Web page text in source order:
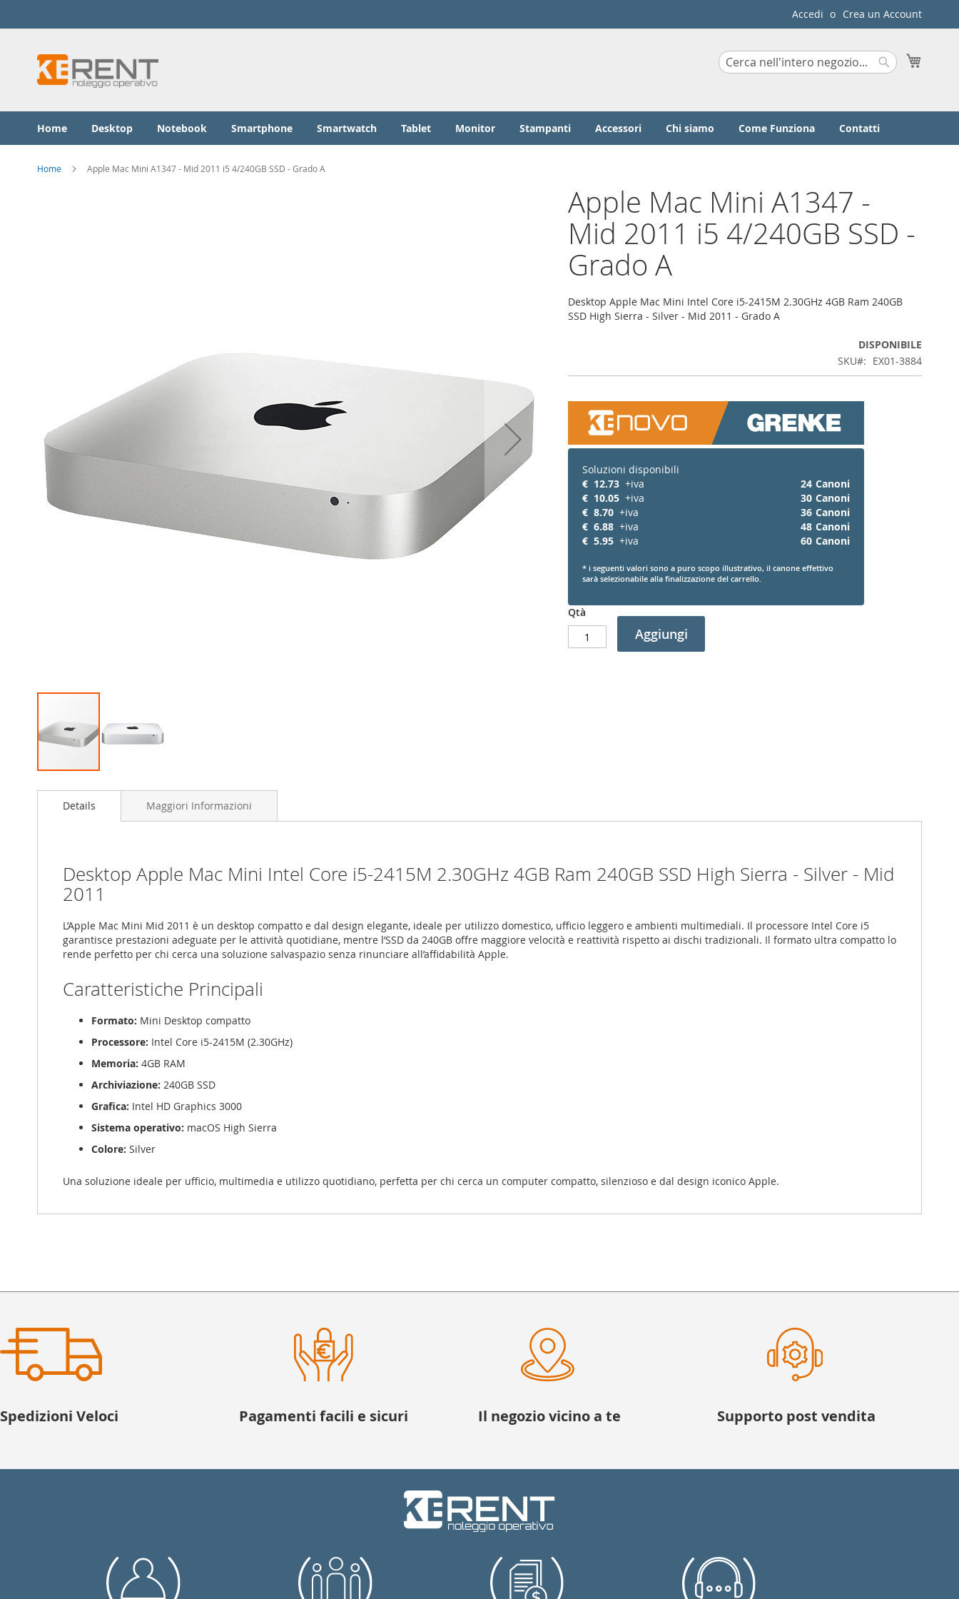
al
Accedi Crea un Account
Search
Home Desktop Notebook Smartphone Smartwatch Tablet Monitor Stampanti Accessori Chi siamo Come Funziona Contatti
Home Apple Mac Mini A1347 - Mid 2011 i5 4/240GB SSD - Grado A
Apple Mac Mini A1347 -
Mid 2011 i5 4/240GB SSD -
Grado A
Desktop Apple Mac Mini Intel Core i5-2415M 2.30GHz 4GB Ram 240GB
SSD High Sierra - Silver - Mid 2011 - Grado A
DISPONIBILE
SKU
EX01-3884
Soluzioni disponibili
€ 12.73 +iva Canoni
24
€ 10.05 +iva Canoni
30
€ 8.70 +iva Canoni
36
€ 6.88 +iva Canoni
48
€ 5.95 +iva Canoni
60
* i seguenti valori sono a puro scopo illustrativo, il canone effettivo
sarà selezionabile alla finalizzazione del carrello.
Qtà
Aggiungi
all'inizio
Details
Desktop Apple Mac Mini Intel Core i5-2415M 2.30GHz 4GB Ram 240GB SSD High Sierra - Silver - Mid
2011
L’Apple Mac Mini Mid 2011 è un desktop compatto e dal design elegante, ideale per utilizzo domestico, ufficio leggero e ambienti multimediali. Il processore Intel Core i5
garantisce prestazioni adeguate per le attività quotidiane, mentre l’SSD da 240GB offre maggiore velocità e reattività rispetto ai dischi tradizionali. Il formato ultra compatto lo
rende perfetto per chi cerca una soluzione salvaspazio senza rinunciare all’affidabilità Apple.
Caratteristiche Principali
Formato: Mini Desktop compatto
Processore: Intel Core i5-2415M (2.30GHz)
Memoria: 4GB RAM
Archiviazione: 240GB SSD
Grafica: Intel HD Graphics 3000
Sistema operativo: macOS High Sierra
Colore: Silver
Una soluzione ideale per ufficio, multimedia e utilizzo quotidiano, perfetta per chi cerca un computer compatto, silenzioso e dal design iconico Apple.
Maggiori Informazioni
Spedizioni Veloci Pagamenti facili e sicuri Il negozio vicino a te Supporto post vendita